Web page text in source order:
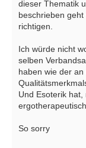
dieser Thematik
beschrieben
richtigen.
Ich würde nicht
selben
haben wie der
Und Esoterik
So sorry